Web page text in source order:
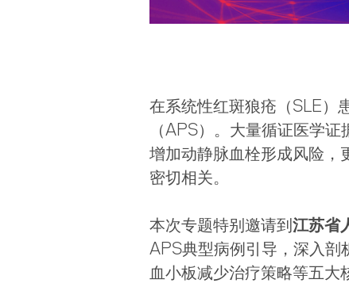
在系统性红斑狼疮（SLE）
（APS）。大量循证医学
增加动静脉血栓形成风险，
密切相关。
本次专题特别邀请到 江苏省
APS典型病例引导，深入剖
血小板减少治疗策略等五大